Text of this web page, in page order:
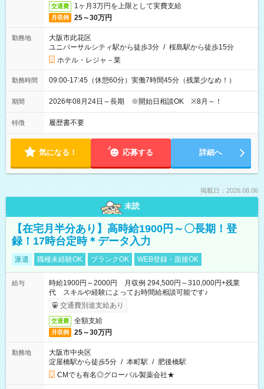
交通費 1ヶ月3万円を上限として実費支給
月収例 25～30万円
勤務地
大阪市此花区
ユニバーサルシティ駅から徒歩3分 / 桜島駅から徒歩15分
ホテル・レジャ－業
勤務時間 09:00-17:45（休憩60分）実働7時間45分（残業少なめ！）
期間 2026年08月24日～長期 ※開始日相談OK ※8月～！
特徴 履歴書不要
気になる！ 応募する 詳細へ
掲載日：2026.08.06
未読
【在宅月半分あり】高時給1900円～〇長期！登
録！17時台定時＊データ入力
派遣 職種未経験OK ブランクOK WEB登録・面接OK
給与
時給1900円～2000円 月収例 294,500円～310,000円+残業
代 スキルや経験によってお時間給相談可能です♪
交通費別途支給あり
交通費 全額支給
月収例 25～30万円
勤務地
大阪市中央区
淀屋橋駅から徒歩5分 / 本町駅 / 肥後橋駅
CMでも有名◎グローバル製薬会社★